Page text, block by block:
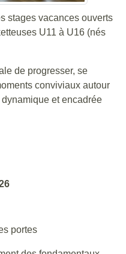
stages vacances ouverts
U11 à U16 (nés
de progresser, se
conviviaux autour
et encadrée
portes